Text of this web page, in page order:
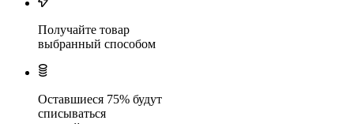
Получайте товар
выбранный способом
Оставшиеся 75% будут
списываться